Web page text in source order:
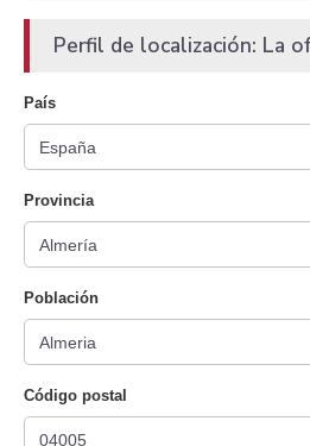
Perfil de localización: La
País
Provincia
Población
Código postal